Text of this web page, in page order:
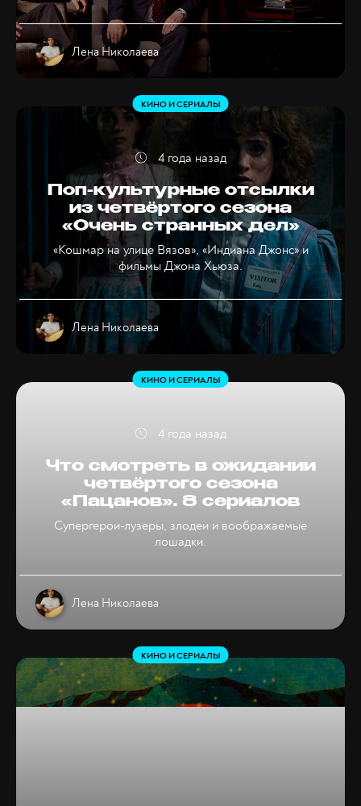
Лена Николаева
Поп-культурные отсылки
из четвёртого сезона
«Очень странных дел»
«Кошмар на улице Вязов», «Индиана Джонс» и
фильмы Джона Хьюза.
КИНО И СЕРИАЛЫ
Лена Николаева
4 года назад
Что смотреть в ожидании
четвёртого сезона
«Пацанов». 8 сериалов
Супергерои-лузеры, злодеи и воображаемые
лошадки.
КИНО И СЕРИАЛЫ
Лена Николаева
4 года назад
КИНО И СЕРИАЛЫ